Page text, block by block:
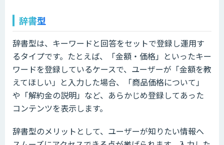
辞書型
辞書型は、キーワードと回答をセットで登録し運用す
るタイプです。たとえば、「金額・価格」といったキー
ワードを登録しているケースで、ユーザーが「金額を教
えてほしい」と入力した場合、「商品価格について」
や「解約金の説明」など、あらかじめ登録してあった
コンテンツを表示します。
辞書型のメリットとして、ユーザーが知りたい情報へ